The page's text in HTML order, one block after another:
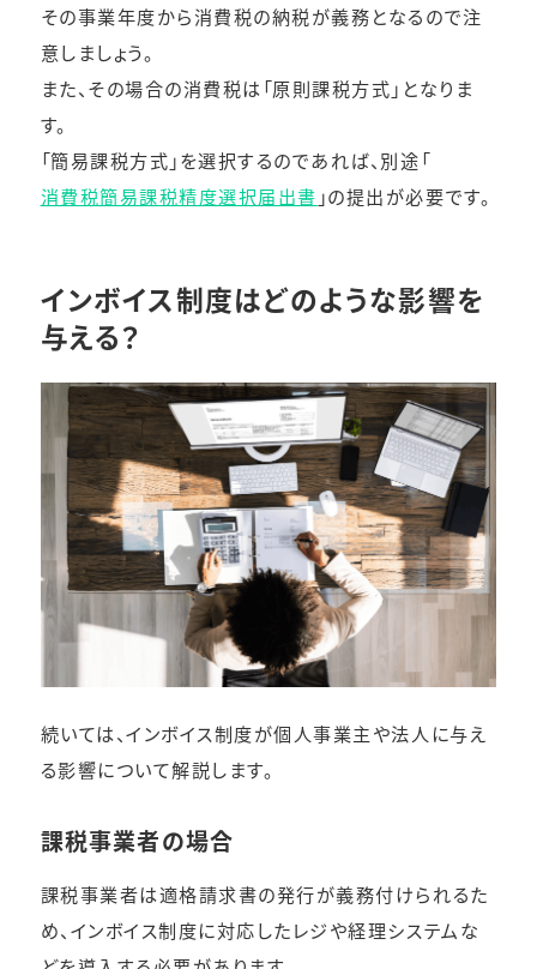
その事業年度から消費税の納税が義務となるので注
意しましょう。
また、その場合の消費税は「原則課税方式」となりま
す。
「簡易課税方式」を選択するのであれば、別途「
消費税簡易課税精度選択届出書 」の提出が必要です。
インボイス制度はどのような影響を
与える？
続いては、インボイス制度が個人事業主や法人に与え
る影響について解説します。
課税事業者の場合
課税事業者は適格請求書の発行が義務付けられるた
め、インボイス制度に対応したレジや経理システムな